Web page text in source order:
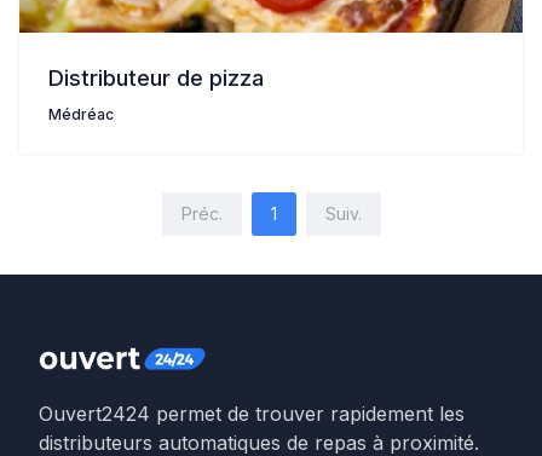
Distributeur de pizza
Médréac
Préc. 1 Suiv.
Ouvert2424 permet de trouver rapidement les
distributeurs automatiques de repas à proximité.